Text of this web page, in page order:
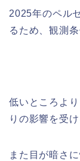
2025年のペル
るため、観測
低いところよ
りの影響を受
また目が暗さ